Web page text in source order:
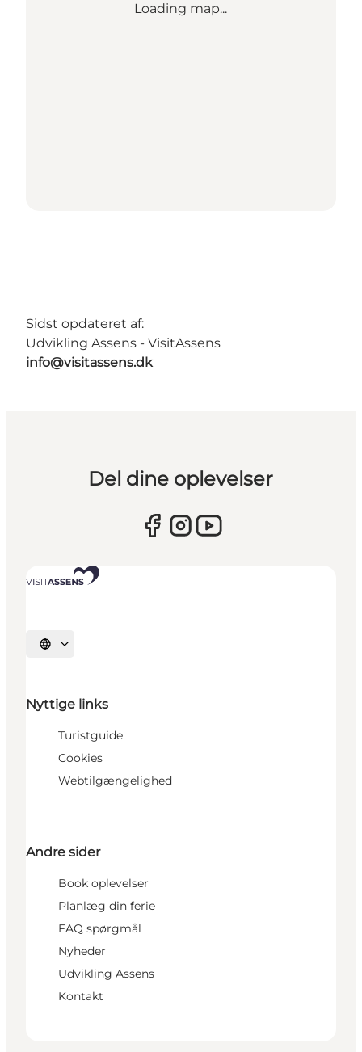
Loading map...
Sidst opdateret af:
Udvikling Assens - VisitAssens
info@visitassens.dk
Del dine oplevelser
Vælg sprog
Nyttige links
Turistguide
Cookies
Webtilgængelighed
Andre sider
Book oplevelser
Planlæg din ferie
FAQ spørgmål
Nyheder
Udvikling Assens
Kontakt